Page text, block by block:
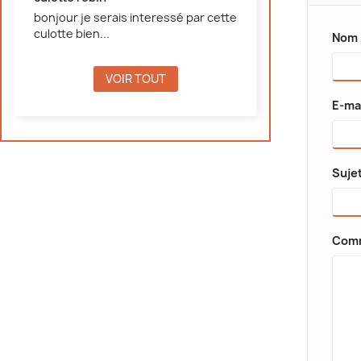
bonjour je serais interessé par cette
culotte bien...
VOIR TOUT
Nom
E-